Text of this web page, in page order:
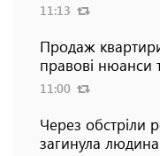
11:13
Продаж
правові нюанси
11:00
Через обстріли
загинула людина